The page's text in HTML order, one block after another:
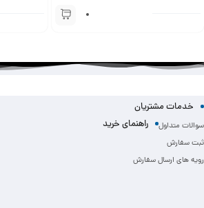
خدمات مشتریان
سوالات متداول راهنمای خرید
ثبت سفارش
رویه های ارسال سفارش